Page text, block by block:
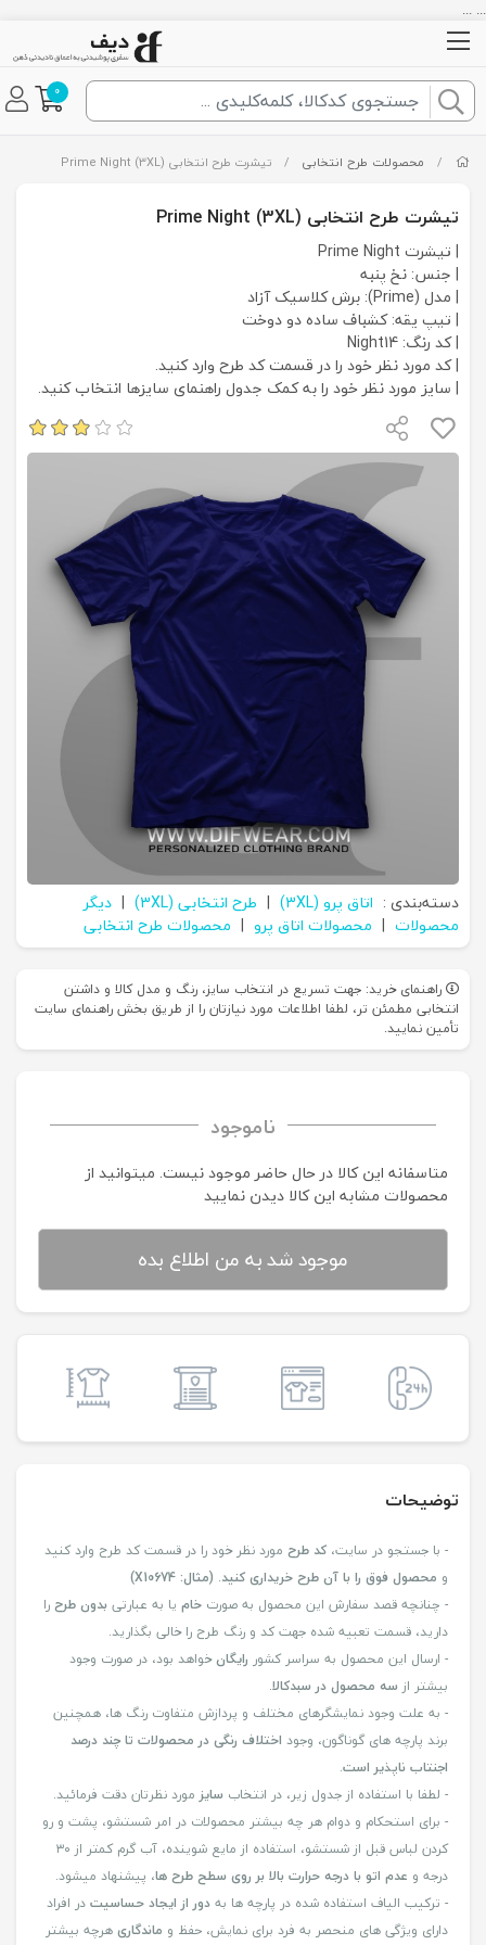
... ...
0
/ محصولات طرح انتخابی / تیشرت طرح انتخابی Prime Night (3XL)
تیشرت طرح انتخابی Prime Night (3XL)
| تیشرت Prime Night
| جنس: نخ پنبه
| مدل (Prime): برش کلاسیک آزاد
| تیپ یقه: کشباف ساده دو دوخت
| کد رنگ: Night14
| کد مورد نظر خود را در قسمت کد طرح وارد کنید.
| سایز مورد نظر خود را به کمک جدول راهنمای سایزها انتخاب کنید.
دسته‌بندی : اتاق پرو (3XL) | طرح انتخابی (3XL) | دیگر
محصولات | محصولات اتاق پرو | محصولات طرح انتخابی
راهنمای خرید: جهت تسریع در انتخاب سایز، رنگ و مدل کالا و داشتن
انتخابی مطمئن تر، لطفا اطلاعات مورد نیازتان را از طریق بخش راهنمای سایت
تأمین نمایید.
ناموجود
متاسفانه این کالا در حال حاضر موجود نیست. می‍توانید از
محصولات مشابه این کالا دیدن نمایید
موجود شد به من اطلاع بده
توضیحات
- با جستجو در سایت، کد طرح مورد نظر خود را در قسمت کد طرح وارد کنید
و محصول فوق را با آن طرح خریداری کنید. (مثال: X10674)
- چنانچه قصد سفارش این محصول به صورت خام یا به عبارتیبدون طرحرا
دارید، قسمت تعبیه شده جهت کد و رنگ طرح را خالی بگذارید.
- ارسال این محصول به سراسر کشور رایگانخواهد بود، در صورت وجود
بیشتر از سه محصول در سبدکالا.
- به علت وجود نمایشگرهای مختلف و پردازش متفاوت رنگ ها، همچنین
برند پارچه های گوناگون، وجود اختلاف رنگی در محصولات تا چند درصد
اجنتاب ناپذیر است.
- لطفا با استفاده از جدول زیر، در انتخاب سایز مورد نظرتان دقت فرمائید.
- برای استحکام و دوام هر چه بیشتر محصولات در امر شستشو، پشت و رو
کردن لباس قبل از شستشو، استفاده از مایع شوینده، آب گرم کمتر از ۳۰
درجه و عدم اتو با درجه حرارت بالا بر روی سطح طرح ها، پیشنهاد میشود.
- ترکیب الیاف استفاده شده در پارچه ها بهدور از ایجاد حساسیتدر افراد
دارای ویژگی های منحصر به فرد برای نمایش، حفظ و ماندگاریهرچه بیشتر